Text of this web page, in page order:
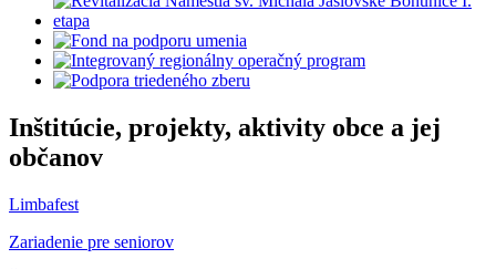
Inštitúcie, projekty, aktivity obce a jej
občanov
Limbafest
Zariadenie pre seniorov